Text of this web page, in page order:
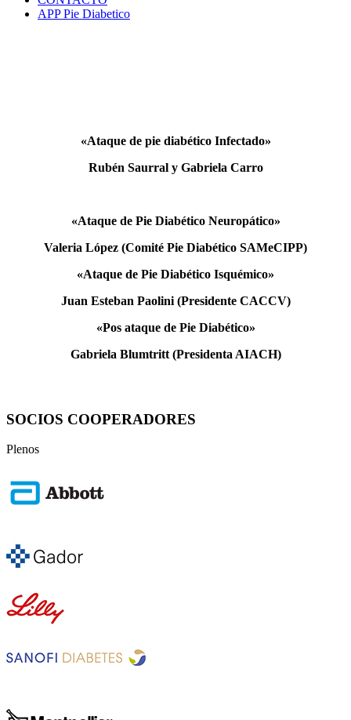
APP Pie Diabetico
«Ataque de pie diabético Infectado»
Rubén Saurral y Gabriela Carro
«Ataque de Pie Diabético Neuropático»
Valeria López (Comité Pie Diabético SAMeCIPP)
«Ataque de Pie Diabético Isquémico»
Juan Esteban Paolini (Presidente CACCV)
«Pos ataque de Pie Diabético»
Gabriela Blumtritt (Presidenta AIACH)
SOCIOS COOPERADORES
Plenos